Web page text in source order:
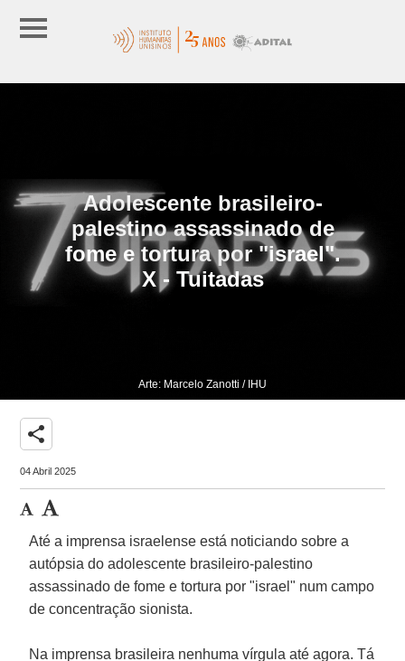
Adolescente brasileiro-
palestino assassinado de
fome e tortura por "israel".
X - Tuitadas
Arte: Marcelo Zanotti / IHU
share
04 Abril 2025
Até a imprensa israelense está noticiando sobre a
autópsia do adolescente brasileiro-palestino
assassinado de fome e tortura por "israel" num campo
de concentração sionista.
Na imprensa brasileira nenhuma vírgula até agora. Tá